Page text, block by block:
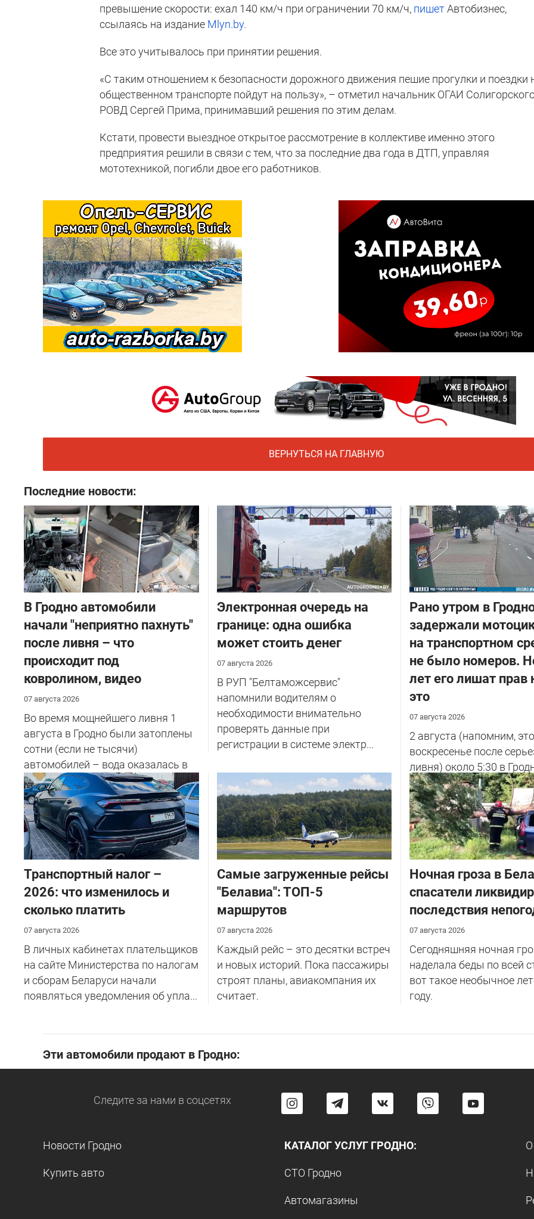
превышение скорости: ехал 140 км/ч при ограничении 70 км/ч, пишетАвтобизнес,
ссылаясь на издание Mlyn.by.
Все это учитывалось при принятии решения.
«С таким отношением к безопасности дорожного движения пешие прогулки и поездки
общественном транспорте пойдут на пользу», – отметил начальник ОГАИ
РОВД Сергей Прима, принимавший решения по этим делам.
Кстати, провести выездное открытое рассмотрение в коллективе именно этого
предприятия решили в связи с тем, что за последние два года в ДТП, управляя
мототехникой, погибли двое его работников.
ВЕРНУТЬСЯ НА ГЛАВНУЮ
Последние новости:
В Гродно автомобили
начали "неприятно пахнуть"
после ливня – что
происходит под
ковролином, видео
07 августа 2026
Во время мощнейшего ливня 1
августа в Гродно были затоплены
сотни (если не тысячи)
автомобилей – вода оказалась в
салоне...
Электронная очередь на
границе: одна ошибка
может стоить денег
07 августа 2026
В РУП "Белтаможсервис"
напомнили водителям о
необходимости внимательно
проверять данные при
регистрации в системе электр...
Рано утром в
задержали
на транспортном
не было номеров.
лет его лишат прав
это
07 августа 2026
2 августа (напомним,
воскресенье после
ливня) около 5:30 в
улице Советских
у...
Транспортный налог –
2026: что изменилось и
сколько платить
07 августа 2026
В личных кабинетах плательщиков
на сайте Министерства по налогам
и сборам Беларуси начали
появляться уведомления об упла...
Самые загруженные рейсы
"Белавиа": ТОП-5
маршрутов
07 августа 2026
Каждый рейс – это десятки встреч
и новых историй. Пока пассажиры
строят планы, авиакомпания их
считает.
Ночная гроза в
спасатели
последствия
07 августа 2026
Сегодняшняя ночная
наделала беды по всей
вот такое необычное
году.
Эти автомобили продают в Гродно:
Следите за нами в соцсетях
Новости Гродно
Купить авто
КАТАЛОГ УСЛУГ ГРОДНО:
СТО Гродно
Автомагазины